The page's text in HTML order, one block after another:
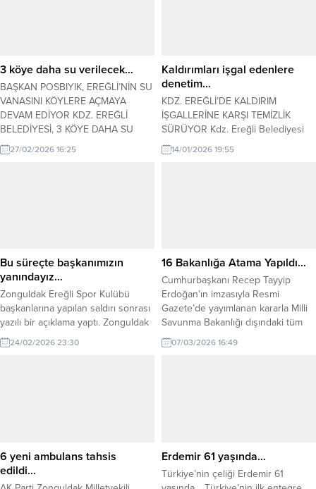
3 köye daha su verilecek…
BAŞKAN POSBIYIK, EREĞLİ’NİN SU
VANASINI KÖYLERE AÇMAYA
DEVAM EDİYOR KDZ. EREĞLİ
BELEDİYESİ, 3 KÖYE DAHA SU
VERECEK Belediye Başkanı Halil
Posbıyık döneminde Kdz. Ereğli’nin
27/02/2026 16:25
Kaldırımları işgal edenlere
denetim…
KDZ. EREĞLİ’DE KALDIRIM
İŞGALLERİNE KARŞI TEMİZLİK
SÜRÜYOR Kdz. Ereğli Belediyesi
Zabıta Müdürlüğü ekipleri, kaldırım
işgallerine karşı denetimlerini
sürecek. Kdz. Ereğli Belediyesi
Zabıta Müdürlüğü ekipleri bugün
sabah saatlerinden...
14/01/2026 19:55
Bu süreçte başkanımızın
yanındayız…
Zonguldak Ereğli Spor Kulübü
başkanlarına yapılan saldırı sonrası
yazılı bir açıklama yaptı. Zonguldak
Ereğli Spor Genel Kaptanı Umut
Yüksel Kuru yazılı bir açıklama
Yılmaz, Kulüp Başkanımız...
24/02/2026 23:30
16 Bakanlığa Atama Yapıldı…
Cumhurbaşkanı Recep Tayyip
Erdoğan’ın imzasıyla Resmi
Gazete’de yayımlanan kararla Milli
Savunma Bakanlığı dışındaki tüm
bakanlıklara ‘Acil Durumlar ve
Savunma Planlaması Daire Başkanı’
Recep Tayyip Erdoğan’ın
imzasıyla...
07/03/2026 16:49
6 yeni ambulans tahsis
edildi…
Erdemir 61 yaşında…
Türkiye’nin çeliği Erdemir 61